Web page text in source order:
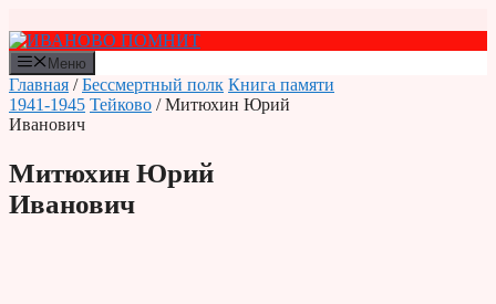
к
содержимому
Меню
Главная /Бессмертный полк Книга памяти
1941-1945 Тейково / Митюхин Юрий
Иванович
Митюхин Юрий
Иванович